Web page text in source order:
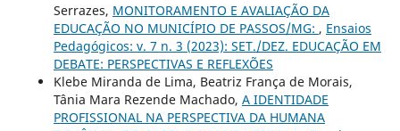
Serrazes, MONITORAMENTO E AVALIAÇÃO DA
EDUCAÇÃO NO MUNICÍPIO DE PASSOS/MG: , Ensaios
Pedagógicos: v. 7 n. 3 (2023): SET./DEZ. EDUCAÇÃO EM
DEBATE: PERSPECTIVAS E REFLEXÕES
Klebe Miranda de Lima, Beatriz França de Morais,
Tânia Mara Rezende Machado, A IDENTIDADE
PROFISSIONAL NA PERSPECTIVA DA HUMANA